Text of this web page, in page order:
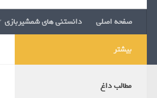
صفحه اصلی دانستنی های شمشیربازی
بیشتر
مطالب داغ